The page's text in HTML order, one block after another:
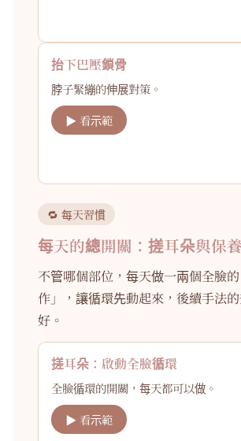
抬下巴壓鎖骨
脖子緊繃的伸展對策。
▶ 看示範
🔁 每天習慣
每天的總開關：搓耳朵與保
不管哪個部位，每天做一兩個全臉
作」，讓循環先動起來，後續手法
好。
搓耳朵：啟動全臉循環
全臉循環的開關，每天都可以做。
▶ 看示範